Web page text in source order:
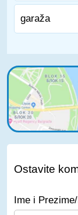
garaža
Ostavite
Ime i